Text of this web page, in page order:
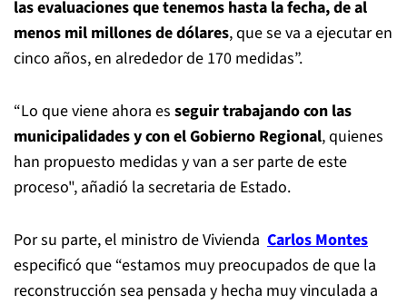
las evaluaciones que tenemos hasta la fecha, de al
menos mil millones de dólares, que se va a ejecutar en
cinco años, en alrededor de 170 medidas”.
“Lo que viene ahora es seguir trabajando con las
municipalidades y con el Gobierno Regional, quienes
han propuesto medidas y van a ser parte de este
proceso", añadió la secretaria de Estado.
Por su parte, el ministro de Vivienda Carlos Montes
especificó que “estamos muy preocupados de que la
reconstrucción sea pensada y hecha muy vinculada a